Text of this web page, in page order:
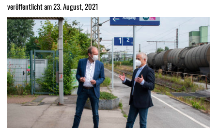
veröffentlicht am 23. August, 2021